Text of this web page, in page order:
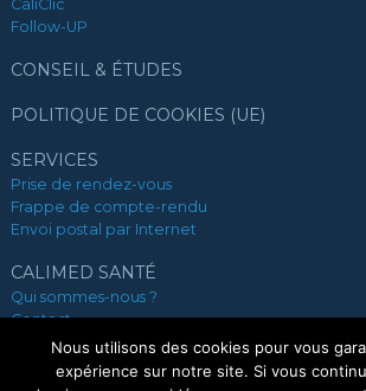
CaliClic
Follow-UP
CONSEIL & ÉTUDES
POLITIQUE DE COOKIES (UE)
SERVICES
Prise de rendez-vous
Frappe de compte-rendu
Envoi postal par Internet
CALIMED SANTÉ
Qui sommes-nous ?
Contact
Nous recrutons
Mentions légales
Nos partenaires
Nous utilisons des cookies pour vous
expérience sur notre site. Si vous